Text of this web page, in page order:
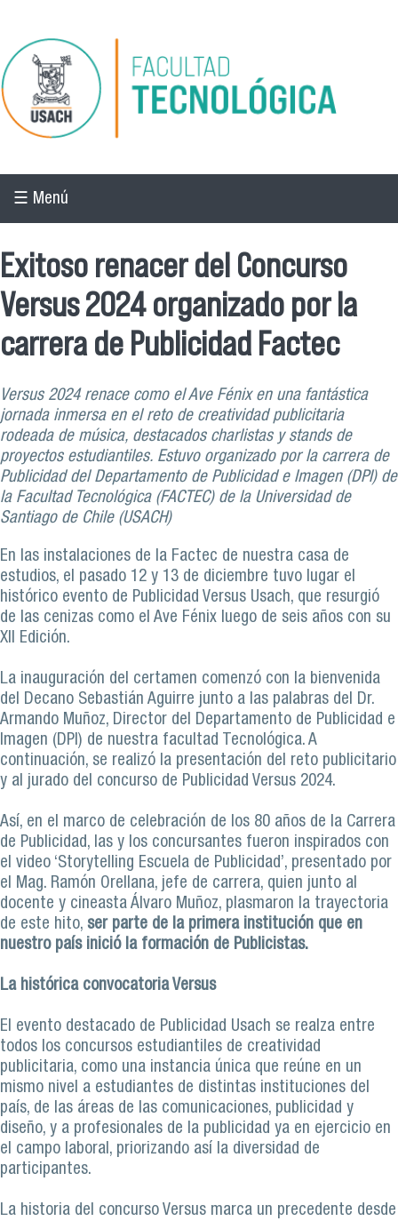
Pasar al contenido principal
☰ Menú
Exitoso renacer del Concurso
Versus 2024 organizado por la
carrera de Publicidad Factec
Versus 2024 renace como el Ave Fénix en una fantástica
jornada inmersa en el reto de creatividad publicitaria
rodeada de música, destacados charlistas y stands de
proyectos estudiantiles. Estuvo organizado por la carrera de
Publicidad del Departamento de Publicidad e Imagen (DPI) de
la Facultad Tecnológica (FACTEC) de la Universidad de
Santiago de Chile (USACH)
En las instalaciones de la Factec de nuestra casa de
estudios, el pasado 12 y 13 de diciembre tuvo lugar el
histórico evento de Publicidad Versus Usach, que resurgió
de las cenizas como el Ave Fénix luego de seis años con su
XII Edición.
La inauguración del certamen comenzó con la bienvenida
del Decano Sebastián Aguirre junto a las palabras del Dr.
Armando Muñoz, Director del Departamento de Publicidad e
Imagen (DPI) de nuestra facultad Tecnológica. A
continuación, se realizó la presentación del reto publicitario
y al jurado del concurso de Publicidad Versus 2024.
Así, en el marco de celebración de los 80 años de la Carrera
de Publicidad, las y los concursantes fueron inspirados con
el video ‘Storytelling Escuela de Publicidad’, presentado por
el Mag. Ramón Orellana, jefe de carrera, quien junto al
docente y cineasta Álvaro Muñoz, plasmaron la trayectoria
de este hito, ser parte de la primera institución que en
nuestro país inició la formación de Publicistas.
La histórica convocatoria Versus
El evento destacado de Publicidad Usach se realza entre
todos los concursos estudiantiles de creatividad
publicitaria, como una instancia única que reúne en un
mismo nivel a estudiantes de distintas instituciones del
país, de las áreas de las comunicaciones, publicidad y
diseño, y a profesionales de la publicidad ya en ejercicio en
el campo laboral, priorizando así la diversidad de
participantes.
La historia del concurso Versus marca un precedente desde